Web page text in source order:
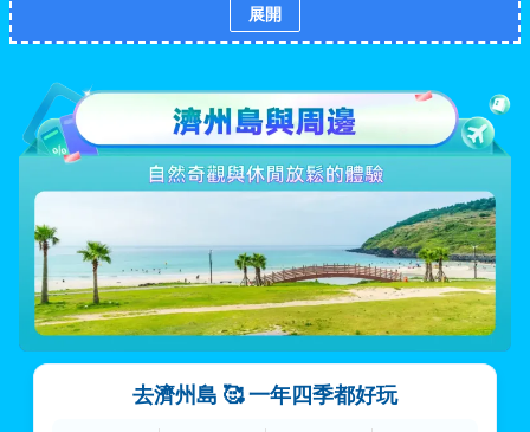
展開
去濟州島 🥰 一年四季都好玩